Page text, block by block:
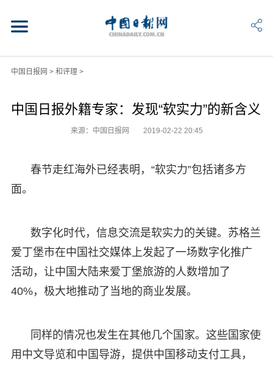
中国日报网 > 和评理>
中国日报外籍专家：发现“软实力”的新含义
来源：中国日报网 2019-02-22 20:45
春节走红海外已经表明，“软实力”包括诸多方
面。
数字化时代，信息交流是软实力的关键。苏格兰
爱丁堡市在中国社交媒体上发起了一场数字化推广
活动，让中国大陆来爱丁堡旅游的人数增加了
40%，极大地推动了当地的商业发展。
同样的情况也发生在其他几个国家。这些国家使
用中文导览和中国导游，提供中国移动支付工具，